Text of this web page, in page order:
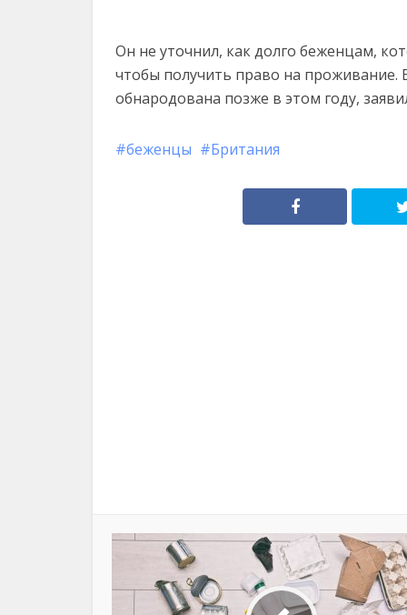
Он не уточнил, как долго беженцам,
чтобы получить право на проживание.
обнародована позже в этом году,
беженцы Британия